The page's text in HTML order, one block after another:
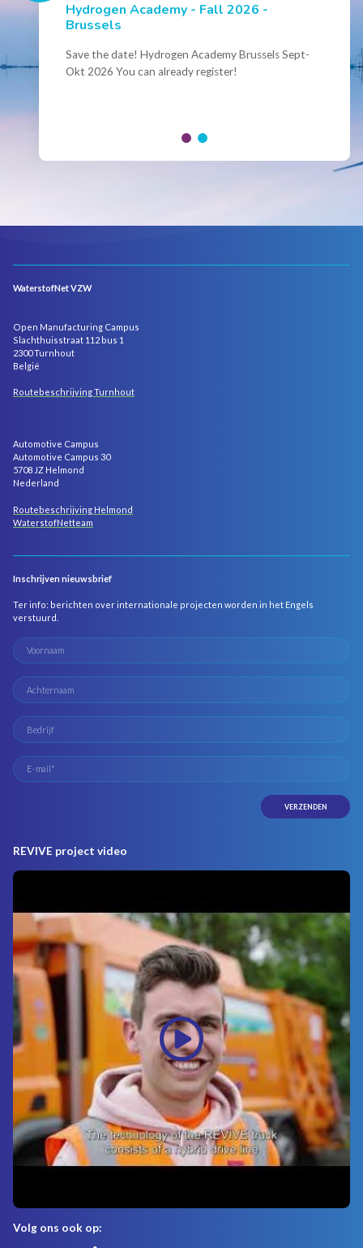
Hydrogen Academy - Fall 2026 -
Brussels
Save the date! Hydrogen Academy Brussels Sept-
Okt 2026 You can already register!
Events
Conference Belgian Hydrogen Expertise
- Powering International Collaboration
Join us for the annual Conference of the Belgian
WaterstofNet VZW
Open Manufacturing Campus
Slachthuisstraat 112 bus 1
2300 Turnhout
België
Routebeschrijving Turnhout
Automotive Campus
Automotive Campus 30
5708 JZ Helmond
Nederland
Routebeschrijving Helmond
WaterstofNetteam
Inschrijven nieuwsbrief
Ter info: berichten over internationale projecten worden in het Engels
verstuurd.
REVIVE project video
Volg ons ook op: